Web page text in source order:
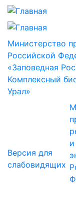
Министерство
Российской
«Заповедная
Комплексный
Урал»
Версия для
слабовидящих
и